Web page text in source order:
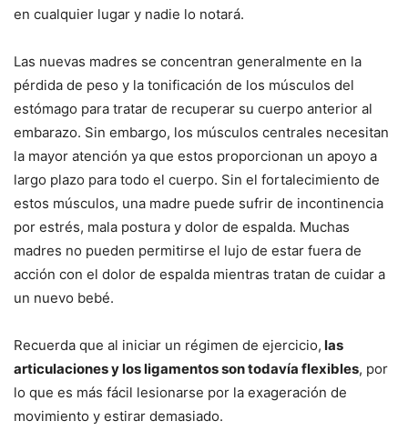
en cualquier lugar y nadie lo notará.
Las nuevas madres se concentran generalmente en la
pérdida de peso y la tonificación de los músculos del
estómago para tratar de recuperar su cuerpo anterior al
embarazo. Sin embargo, los músculos centrales necesitan
la mayor atención ya que estos proporcionan un apoyo a
largo plazo para todo el cuerpo. Sin el fortalecimiento de
estos músculos, una madre puede sufrir de incontinencia
por estrés, mala postura y dolor de espalda. Muchas
madres no pueden permitirse el lujo de estar fuera de
acción con el dolor de espalda mientras tratan de cuidar a
un nuevo bebé.
Recuerda que al iniciar un régimen de ejercicio, las
articulaciones y los ligamentos son todavía flexibles, por
lo que es más fácil lesionarse por la exageración de
movimiento y estirar demasiado.